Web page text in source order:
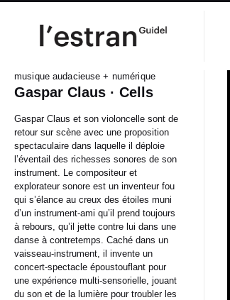
musique audacieuse + numérique
Gaspar Claus · Cells
Gaspar Claus et son violoncelle sont de
retour sur scène avec une proposition
spectaculaire dans laquelle il déploie
l’éventail des richesses sonores de son
instrument. Le compositeur et
explorateur sonore est un inventeur fou
qui s’élance au creux des étoiles muni
d’un instrument-ami qu’il prend toujours
à rebours, qu’il jette contre lui dans une
danse à contretemps. Caché dans un
vaisseau-instrument, il invente un
concert-spectacle époustouflant pour
une expérience multi-sensorielle, jouant
du son et de la lumière pour troubler les